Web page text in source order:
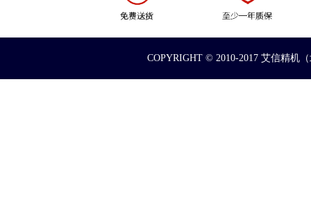
COPYRIGHT © 2010-2017 艾信精机